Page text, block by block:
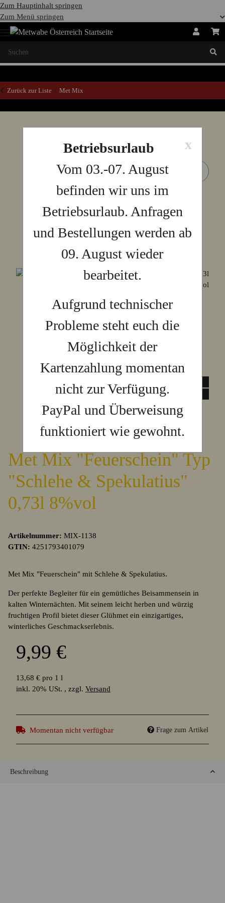
Zum Hauptinhalt springen
Zum Menü springen
Zurück zur Liste Met Mix
Met Mix "Feuerschein" Typ
"Schlehe & Spekulatius"
0,73l 8%vol
Artikelnummer: MIX-1138
GTIN: 4251793401079
Met Mix "Feuerschein" mit Schlehe & Spekulatius.
Der perfekte Begleiter für ein gemütliches Beisammensein in
kalten Winternächten. Mit seinem leicht herben und würzig
fruchtigen Profil bietet dieser Glühmet ein einzigartiges,
winterliches Geschmackserlebnis.
9,99 €
13,68 € pro 1 l
inkl. 20% USt. , zzgl. Versand
Momentan nicht verfügbar Frage zum Artikel
Beschreibung
x
Betriebsurlaub
Vom 03.-07. August
befinden wir uns im
Betriebsurlaub. Anfragen
und Bestellungen werden ab
09. August wieder
bearbeitet.
Aufgrund technischer
Probleme steht euch die
Möglichkeit der
Kartenzahlung momentan
nicht zur Verfügung.
PayPal und Überweisung
funktioniert wie gewohnt.